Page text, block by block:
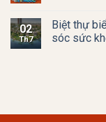
02
Th7
Biệt thự
sóc sức